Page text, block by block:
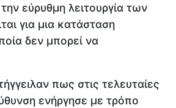
εύρυθμη λειτουργία των
για μια κατάσταση
δεν μπορεί να
πως στις τελευταίες
ενήργησε με τρόπο